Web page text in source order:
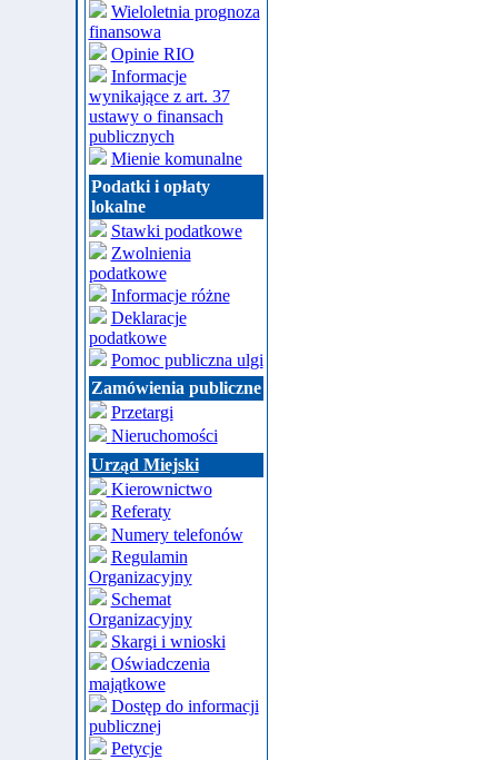
Wieloletnia prognoza
finansowa
Opinie RIO
Informacje
wynikające z art. 37
ustawy o finansach
publicznych
Mienie komunalne
Podatki i opłaty
lokalne
Stawki podatkowe
Zwolnienia
podatkowe
Informacje różne
Deklaracje
podatkowe
Pomoc publiczna ulgi
Zamówienia publiczne
Przetargi
Nieruchomości
Urząd Miejski
Kierownictwo
Referaty
Numery telefonów
Regulamin
Organizacyjny
Schemat
Organizacyjny
Skargi i wnioski
Oświadczenia
majątkowe
Dostęp do informacji
publicznej
Petycje